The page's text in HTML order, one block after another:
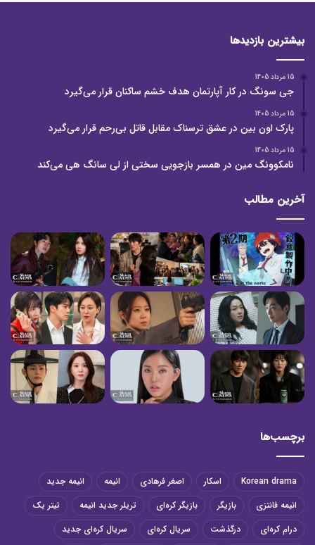
بیشترین بازدیدها
15 مرداد 1405
جی سونگ در کار آپارتمان هدف خشم ساکنان قرار می‌گیرد
15 مرداد 1405
پارک اون بین در عشق ترسناک مقابل قاتل بی‌رحم قرار می‌گیرد
15 مرداد 1405
نامکوونگ مین در همسر بازجویی سختی از لی سانگ هی می‌کند
آخرین مطالب
برچسب‌ها
Korean drama اسکار اصغر فرهادی انیمه
انیمه جدید
انیمه فانتزی
بازیگر بازیگر کره‌ای تریلر جدید انیمه
تیتر یک
درام کره‌ای
درگذشت سریال کره‌ای
سریال کره‌ای جدید